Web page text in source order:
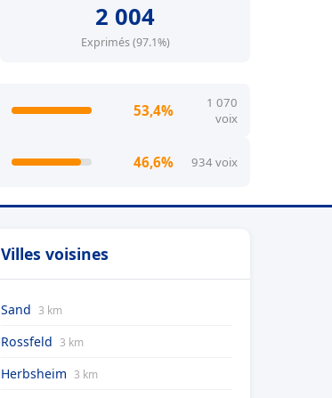
2 004
Exprimés (97.1%)
53,4%
1 070
voix
46,6% 934 voix
Villes voisines
Sand 3 km
Rossfeld 3 km
Herbsheim 3 km